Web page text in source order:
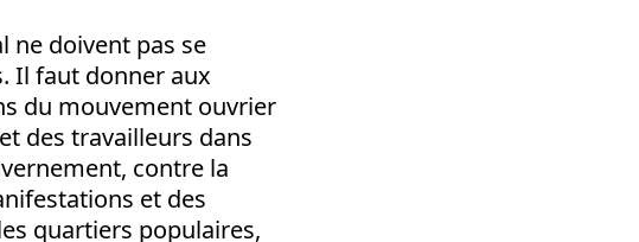
ne doivent pas se
Il faut donner aux
du mouvement ouvrier
des travailleurs dans
contre la
et des
quartiers populaires,